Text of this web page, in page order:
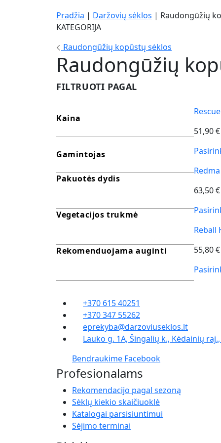
Pradžia | Daržovių sėklos | Raudongūžių
KATEGORIJA
Raudongūžių kopūstų sėklos
Raudongūžių
FILTRUOTI PAGAL
Kaina
Gamintojas
Pakuotės dydis
Vegetacijos trukmė
Rekomenduojama auginti
51,90€
63,50€
Reball
55,80€
+370 615 40251
+370 347 55262
eprekyba@darzoviuseklos.lt
Lauko g. 1A, Šingalių k., Kėdainių raj.,
Bendraukime Facebook
Profesionalams
Rekomendacijo pagal sezoną
Sėklų kiekio skaičiuoklė
Katalogai parsisiuntimui
Sėjimo terminai